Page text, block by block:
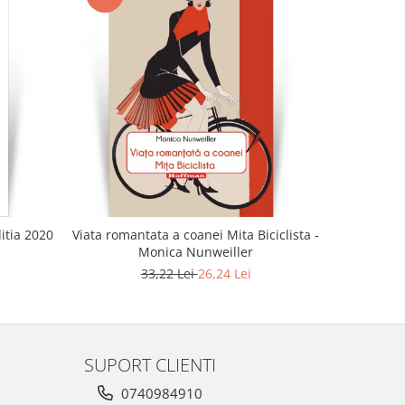
2020
Viata romantata a coanei Mita Biciclista -
Monica Nunweiller
33,22 Lei26,24 Lei
SUPORT CLIENTI
0740984910